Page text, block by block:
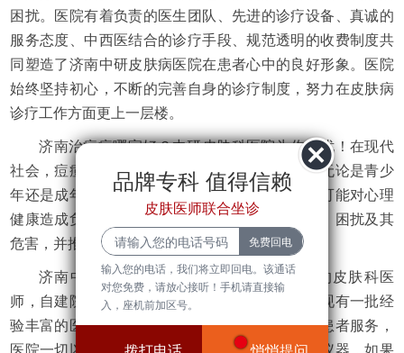
困扰。医院有着负责的医生团队、先进的诊疗设备、真诚的
服务态度、中西医结合的诊疗手段、规范透明的收费制度共
同塑造了济南中研皮肤病医院在患者心中的良好形象。医院
始终坚持初心，不断的完善自身的诊疗制度，努力在皮肤病
诊疗工作方面更上一层楼。
济南治痘痘哪家好？中研皮肤科医院为你解忧！在现代
社会，痘痘已经成为了许多人面临的共同困扰。无论是青少
年还是成年人，痘痘的出现不仅影响了外貌，还可能对心理
健康造成负面影响。本文将为您介绍痘痘的常识、困扰及其
危害，并推荐济南中研皮肤科医院作为治...
济南中研皮肤病医院有一批临床经验丰富的皮肤科医
师，自建院以来就专注于各类皮肤疑难病，医院现有一批经
验丰富的医师团队长期坐诊，兢兢业业为皮肤病患者服务，
医院一切以患者为中心，不断引进先进的疗法和仪器，如果
品牌专科 值得信赖
皮肤医师联合坐诊
输入您的电话，我们将立即回电。该通话
对您免费，请放心接听！手机请直接输
入，座机前加区号。